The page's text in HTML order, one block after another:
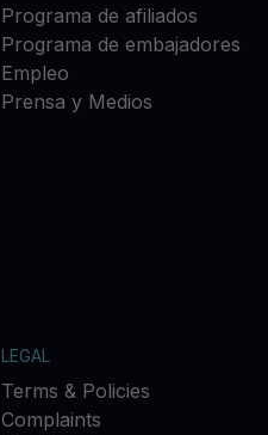
Programa de afiliados
Programa de embajadores
Empleo
Prensa y Medios
LEGAL
Terms & Policies
Complaints